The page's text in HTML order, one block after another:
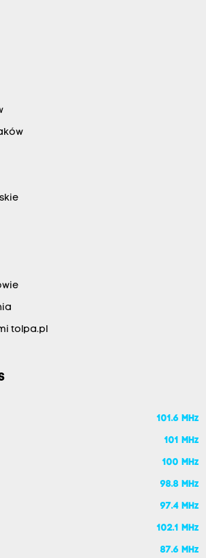
tolpa.pl
101.6 MHz
101 MHz
100 MHz
98.8 MHz
97.4 MHz
102.1 MHz
87.6 MHz